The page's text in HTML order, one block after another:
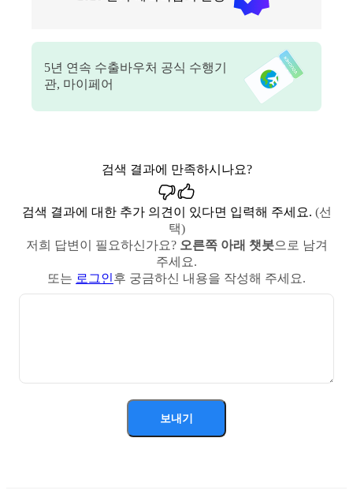
5년 연속 수출바우처 공식 수행기
관, 마이페어
검색 결과에 만족하시나요?
검색 결과에 대한 추가 의견이 있다면 입력해 주세요. (선
택)
저희 답변이 필요하신가요? 오른쪽 아래 챗봇으로 남겨
주세요.
또는 로그인후 궁금하신 내용을 작성해 주세요.
보내기